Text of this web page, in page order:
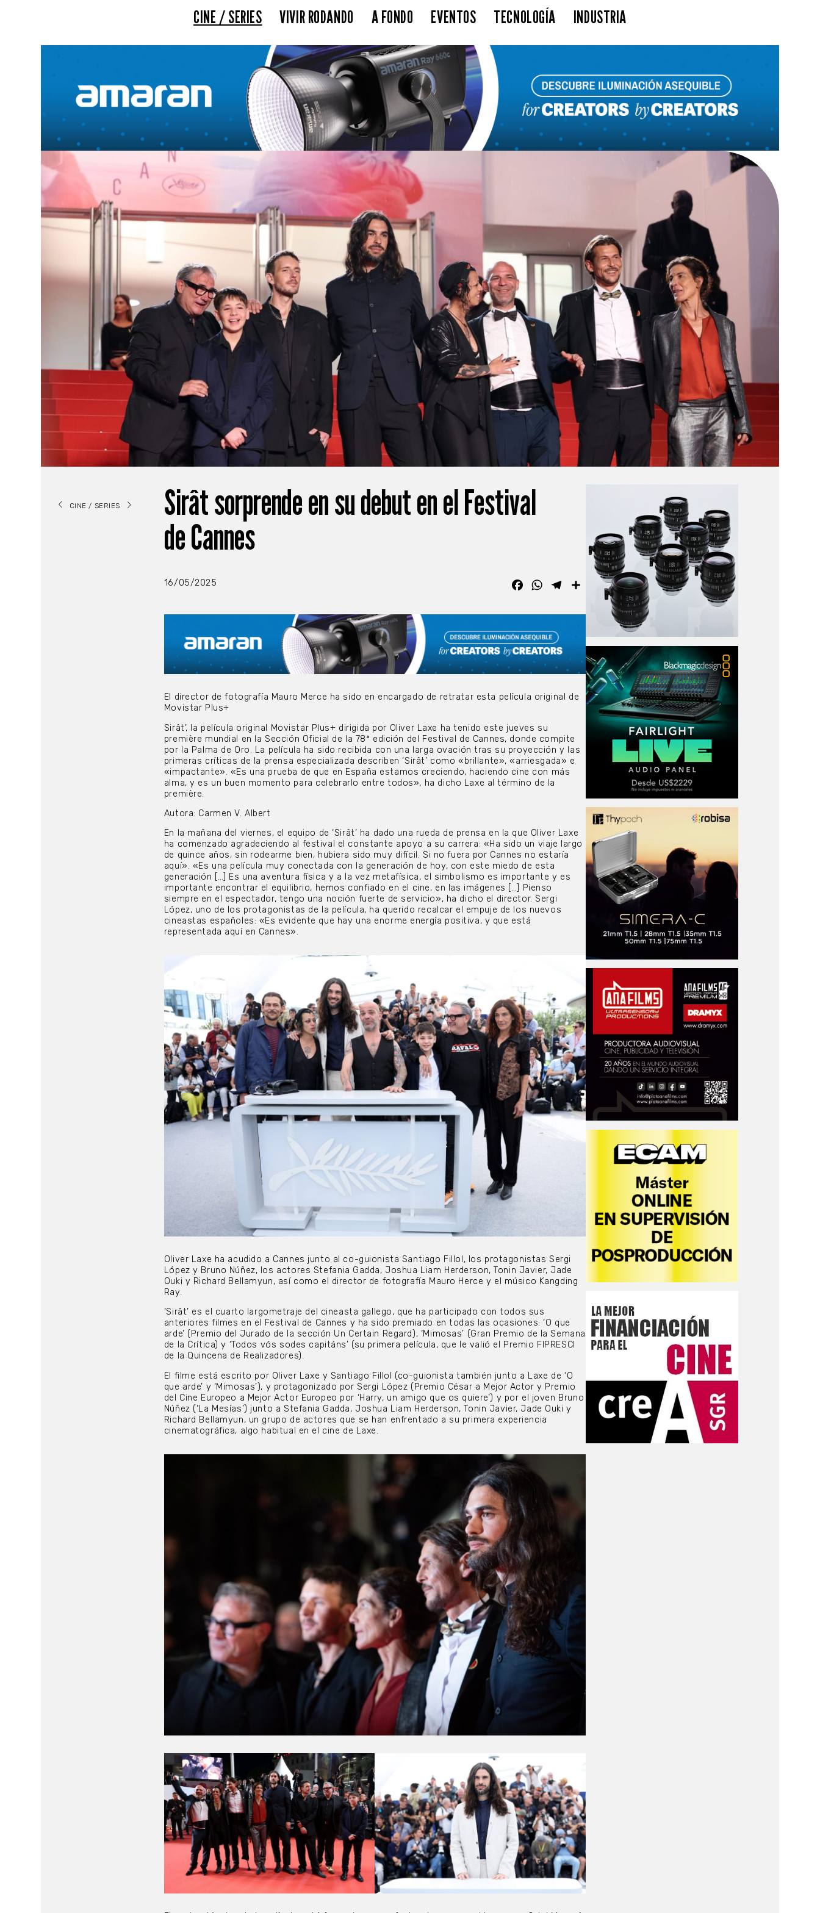
CINE / SERIES VIVIR RODANDO A FONDO EVENTOS TECNOLOGÍA INDUSTRIA
CINE / SERIES
Sirât sorprende en su debut en el Festival
de Cannes
16/05/2025 FacebookWhatsAppTelegramCompartir
El director de fotografía Mauro Merce ha sido en encargado de retratar esta película original de
Movistar Plus+
Sirât’, la película original Movistar Plus+ dirigida por Oliver Laxe ha tenido este jueves su
première mundial en la Sección Oficial de la 78ª edición del Festival de Cannes, donde compite
por la Palma de Oro. La película ha sido recibida con una larga ovación tras su proyección y las
primeras críticas de la prensa especializada describen ‘Sirât’ como «brillante», «arriesgada» e
«impactante». «Es una prueba de que en España estamos creciendo, haciendo cine con más
alma, y es un buen momento para celebrarlo entre todos», ha dicho Laxe al término de la
première.
Autora: Carmen V. Albert
En la mañana del viernes, el equipo de ‘Sirât’ ha dado una rueda de prensa en la que Oliver Laxe
ha comenzado agradeciendo al festival el constante apoyo a su carrera: «Ha sido un viaje largo
de quince años, sin rodearme bien, hubiera sido muy difícil. Si no fuera por Cannes no estaría
aquí». «Es una película muy conectada con la generación de hoy, con este miedo de esta
generación […] Es una aventura física y a la vez metafísica, el simbolismo es importante y es
importante encontrar el equilibrio, hemos confiado en el cine, en las imágenes […] Pienso
siempre en el espectador, tengo una noción fuerte de servicio», ha dicho el director. Sergi
López, uno de los protagonistas de la película, ha querido recalcar el empuje de los nuevos
cineastas españoles: «Es evidente que hay una enorme energía positiva, y que está
representada aquí en Cannes».
Oliver Laxe ha acudido a Cannes junto al co-guionista Santiago Fillol, los protagonistas Sergi
López y Bruno Núñez, los actores Stefania Gadda, Joshua Liam Herderson, Tonin Javier, Jade
Ouki y Richard Bellamyun, así como el director de fotografía Mauro Herce y el músico Kangding
Ray.
‘Sirât’ es el cuarto largometraje del cineasta gallego, que ha participado con todos sus
anteriores filmes en el Festival de Cannes y ha sido premiado en todas las ocasiones: ‘O que
arde’ (Premio del Jurado de la sección Un Certain Regard), ‘Mimosas’ (Gran Premio de la Semana
de la Crítica) y ‘Todos vós sodes capitáns’ (su primera película, que le valió el Premio FIPRESCI
de la Quincena de Realizadores).
El filme está escrito por Oliver Laxe y Santiago Fillol (co-guionista también junto a Laxe de ‘O
que arde’ y ‘Mimosas’), y protagonizado por Sergi López (Premio César a Mejor Actor y Premio
del Cine Europeo a Mejor Actor Europeo por ‘Harry, un amigo que os quiere’) y por el joven Bruno
Núñez (‘La Mesías’) junto a Stefania Gadda, Joshua Liam Herderson, Tonin Javier, Jade Ouki y
Richard Bellamyun, un grupo de actores que se han enfrentado a su primera experiencia
cinematográfica, algo habitual en el cine de Laxe.